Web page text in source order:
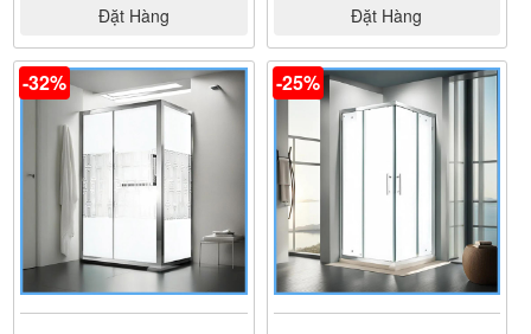
Đặt Hàng Đặt Hàng
-32% -25%